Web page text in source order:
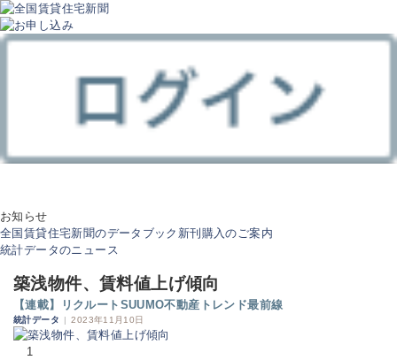
お知らせ
全国賃貸住宅新聞のデータブック新刊購入のご案内
統計データのニュース
築浅物件、賃料値上げ傾向
【連載】リクルートSUUMO不動産トレンド最前線
統計データ | 2023年11月10日
1